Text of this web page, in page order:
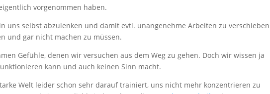
vorgenommen haben.
uns selbst abzulenken und damit evtl. unangenehme Arbeiten zu verschieben
und gar nicht machen zu müssen.
Gefühle, denen wir versuchen aus dem Weg zu gehen. Doch wir wissen ja
kann und auch keinen Sinn macht.
Welt leider schon sehr darauf trainiert, uns nicht mehr konzentrieren zu